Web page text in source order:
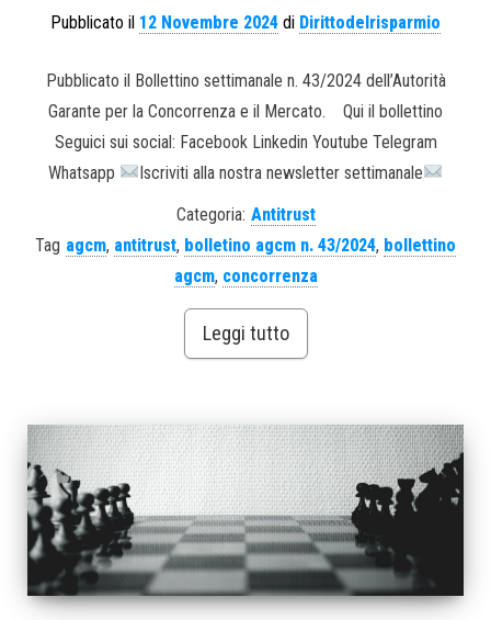
Pubblicato il 12 Novembre 2024 di Dirittodelrisparmio
Pubblicato il Bollettino settimanale n. 43/2024 dell’Autorità
Garante per la Concorrenza e il Mercato. Qui il bollettino
Seguici sui social: Facebook Linkedin Youtube Telegram
Whatsapp
Iscriviti alla nostra newsletter settimanale
Categoria: Antitrust
Tag agcm, antitrust, bolletino agcm n. 43/2024, bollettino
agcm, concorrenza
Leggi tutto